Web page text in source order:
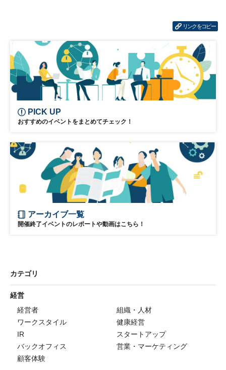
リンクをコピー
PICK UP
おすすめのイベントをまとめてチェック！
アーカイブ一覧
開催終了イベントのレポートや動画はこちら！
カテゴリ
経営
経営者
組織・人材
ワークスタイル
健康経営
IR
スタートアップ
バックオフィス
営業・マーケティング
顧客体験